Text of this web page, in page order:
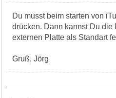
Du musst beim starten von
drücken. Dann kannst Du die
externen Platte als Standart
Gruß, Jörg